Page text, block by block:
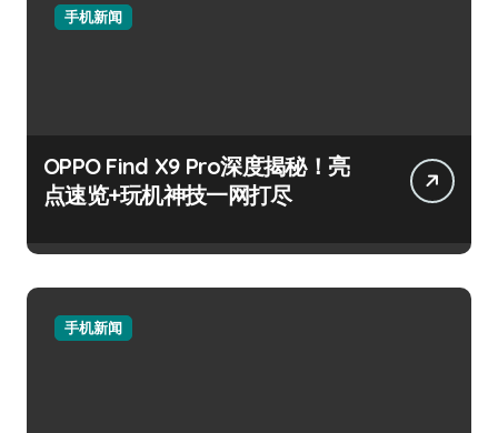
手机新闻
OPPO Find X9 Pro深度揭秘！亮
点速览+玩机神技一网打尽
手机新闻